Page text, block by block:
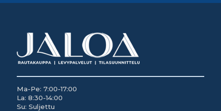
Ma-Pe: 7:00-17:00
La: 8:30-14:00
Su: Suljettu